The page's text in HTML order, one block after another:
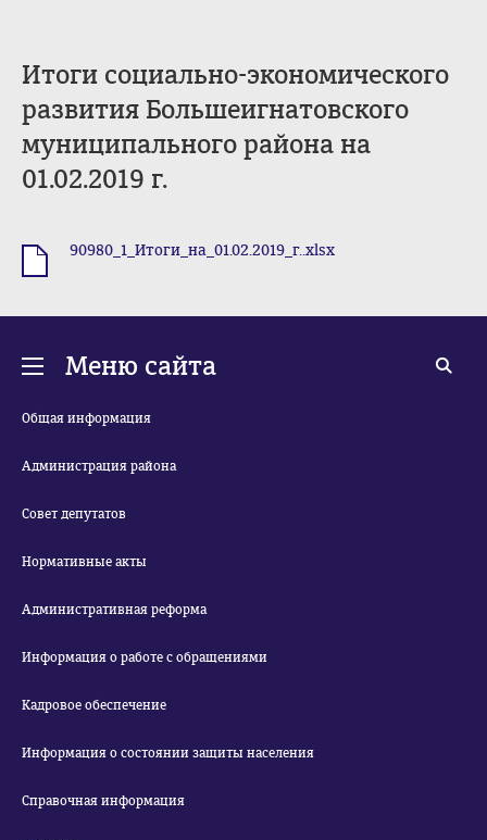
Итоги социально-экономического
развития Большеигнатовского
муниципального района на
01.02.2019 г.
90980_1_Итоги_на_01.02.2019_г..xlsx
Меню сайта
Общая информация
Администрация района
Совет депутатов
Нормативные акты
Административная реформа
Информация о работе с обращениями
Кадровое обеспечение
Информация о состоянии защиты населения
Справочная информация